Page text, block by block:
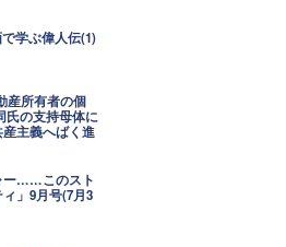
学ぶ偉人伝(1)
産所有者の個
氏の支持母体に
主義へばく進
ー……このスト
」9月号(7月3